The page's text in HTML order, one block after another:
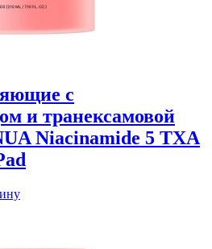
с
и транексамовой
Niacinamide 5 TXA